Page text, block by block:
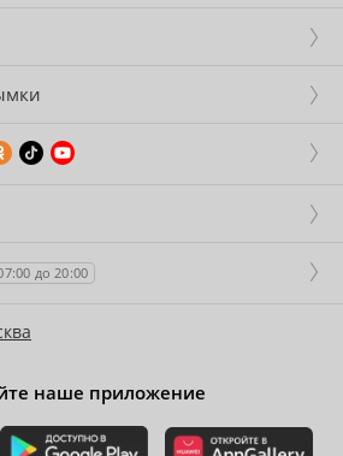
до 20:00
наше приложение